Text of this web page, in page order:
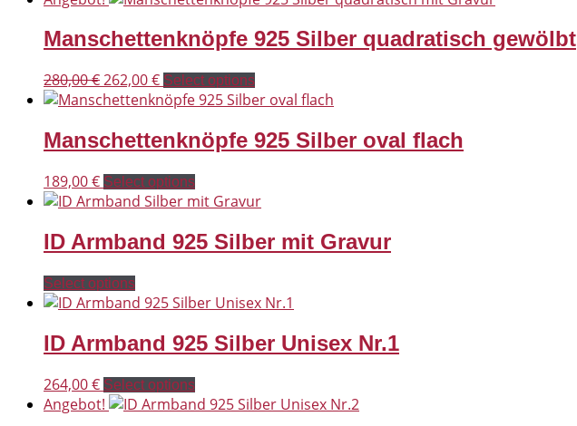
Manschettenknöpfe 925 Silber quadratisch gewölbt
280,00€ Ursprünglicher
Preis
280,00 €
262,00€Aktueller
Preis
262,00 €.
Select options
Manschettenknöpfe 925 Silber oval flach
189,00€ Select options
ID Armband 925 Silber mit Gravur
Select options
ID Armband 925 Silber Unisex Nr.1
264,00€ Select options
Angebot!